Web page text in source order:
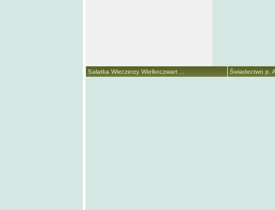
Sałatka Wieczerzy Wielkoczwart ... Świadectwo p.